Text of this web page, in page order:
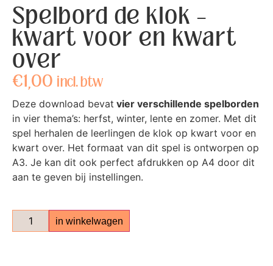
Spelbord de klok –
kwart voor en kwart
over
€1,00 incl. btw
Deze download bevat vier verschillende spelborden
in vier thema’s: herfst, winter, lente en zomer. Met dit
spel herhalen de leerlingen de klok op kwart voor en
kwart over. Het formaat van dit spel is ontworpen op
A3. Je kan dit ook perfect afdrukken op A4 door dit
aan te geven bij instellingen.
in winkelwagen